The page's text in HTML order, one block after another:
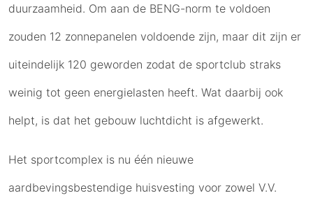
duurzaamheid. Om aan de BENG-norm te voldoen
zouden 12 zonnepanelen voldoende zijn, maar dit zijn er
uiteindelijk 120 geworden zodat de sportclub straks
weinig tot geen energielasten heeft. Wat daarbij ook
helpt, is dat het gebouw luchtdicht is afgewerkt.
Het sportcomplex is nu één nieuwe
aardbevingsbestendige huisvesting voor zowel V.V.